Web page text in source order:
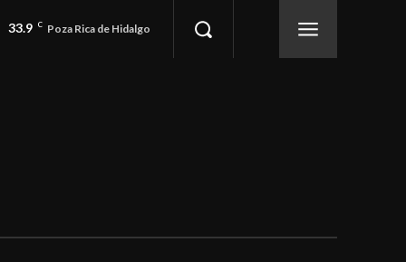
33.9 C Poza Rica de Hidalgo